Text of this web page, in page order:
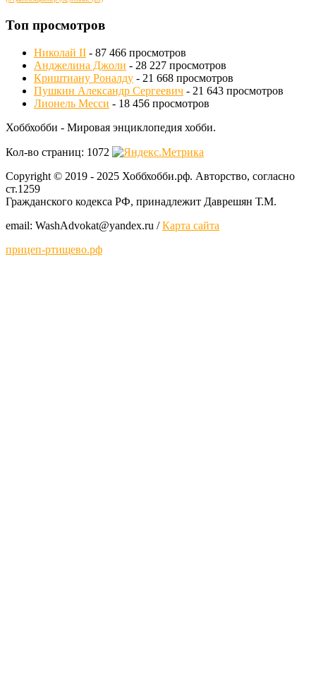
Топ просмотров
Николай II - 87 466 просмотров
Анджелина Джоли - 28 227 просмотров
Криштиану Роналду - 21 668 просмотров
Пушкин Александр Сергеевич - 21 643 просмотров
Лионель Месси - 18 456 просмотров
Хоббхобби - Мировая энциклопедия хобби.
Кол-во страниц: 1072
Copyright © 2019 - 2025 Хоббхобби.рф. Авторство, согласно
ст.1259
Гражданского кодекса РФ, принадлежит Даврешян Т.М.
email: WashAdvokat@yаndex.ru /Карта сайта
прицеп-ртищево.рф